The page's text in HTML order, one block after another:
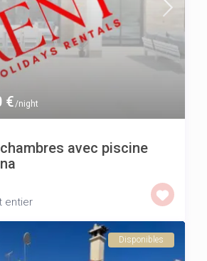
€/night
avec piscine
entier
Disponibles